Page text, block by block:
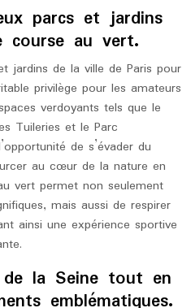
parcs et jardins
course au vert.
jardins de la ville de Paris pour
privilège pour les amateurs
verdoyants tels que le
Tuileries et le Parc
de s’évader du
au cœur de la nature en
vert permet non seulement
mais aussi de respirer
ainsi une expérience sportive
de la Seine tout en
emblématiques.